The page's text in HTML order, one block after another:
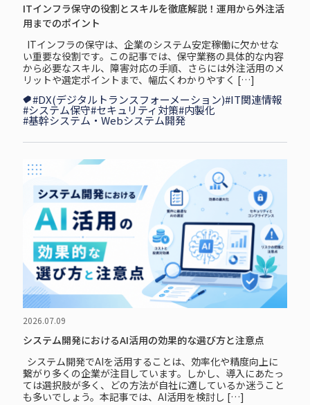
ITインフラ保守の役割とスキルを徹底解説！運用から外注活
用までのポイント
ITインフラの保守は、企業のシステム安定稼働に欠かせな
い重要な役割です。この記事では、保守業務の具体的な内容
から必要なスキル、障害対応の手順、さらには外注活用のメ
リットや選定ポイントまで、幅広くわかりやすく […]
#DX(デジタルトランスフォーメーション)#IT関連情報
#システム保守#セキュリティ対策#内製化
#基幹システム・Webシステム開発
2026.07.09
システム開発におけるAI活用の効果的な選び方と注意点
システム開発でAIを活用することは、効率化や精度向上に
繋がり多くの企業が注目しています。しかし、導入にあたっ
ては選択肢が多く、どの方法が自社に適しているか迷うこと
も多いでしょう。本記事では、AI活用を検討し […]